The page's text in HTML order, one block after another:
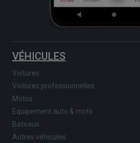
VÉHICULES
Voitures
Voitures professionnelles
Motos
Equipement auto & moto
Bateaux
Autres véhicules